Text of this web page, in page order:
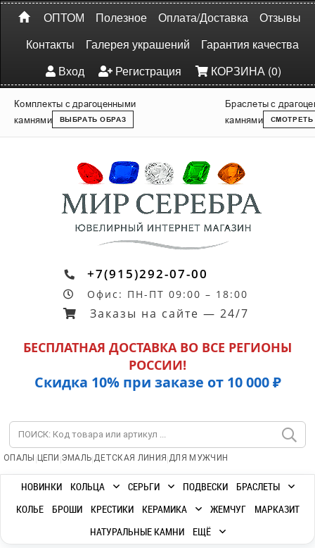
ОПТОМ Полезное Оплата/Доставка
Отзывы
Контакты
Галерея украшений
Гарантия качества
Вход
Регистрация КОРЗИНА (0)
Комплекты с драгоценными
камнями
ВЫБРАТЬ ОБРАЗ
Браслеты с
камнями
СМОТРЕТЬ
+7(915)292-07-00
Офис: ПН-ПТ 09:00 – 18:00
Заказы на сайте — 24/7
БЕСПЛАТНАЯ ДОСТАВКА ВО ВСЕ РЕГИОНЫ
РОССИИ!
Скидка 10% при заказе от 10 000 ₽
ОПАЛЫ | ЦЕПИ |ЭМАЛЬ|ДЕТСКАЯ ЛИНИЯ |ДЛЯ МУЖЧИН
НОВИНКИ КОЛЬЦА СЕРЬГИ ПОДВЕСКИ
БРАСЛЕТЫ
КОЛЬЕ
БРОШИ КРЕСТИКИ КЕРАМИКА ЖЕМЧУГ
МАРКАЗИТ
НАТУРАЛЬНЫЕ КАМНИ
ЕЩЁ